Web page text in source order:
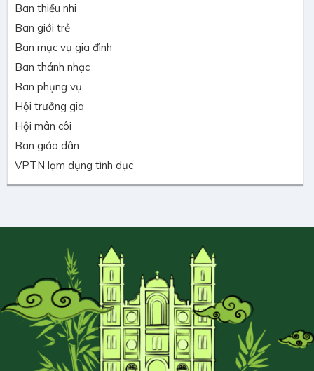
Ban thiếu nhi
Ban giới trẻ
Ban mục vụ gia đình
Ban thánh nhạc
Ban phụng vụ
Hội trưởng gia
Hội mân côi
Ban giáo dân
VPTN lạm dụng tình dục